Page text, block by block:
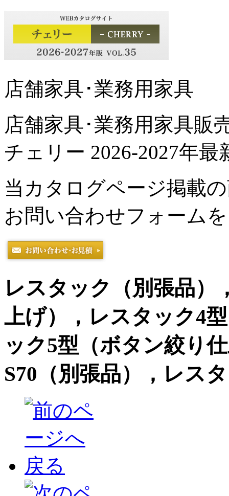
店舗家具･業務用家具
店舗家具･業務用家具販
チェリー 2026-2027年
当カタログページ掲載
お問い合わせフォーム
レスタック（別張品）
上げ），レスタック4
ック5型（ボタン絞り
S70（別張品），レス